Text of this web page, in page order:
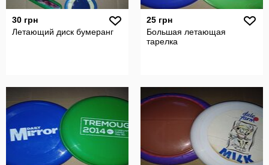
30 грн
Летающий диск бумеранг
25 грн
Большая летающая
тарелка